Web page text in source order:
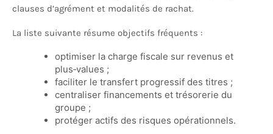
clauses d’agrément et modalités de rachat.
La liste suivante résume objectifs fréquents :
optimiser la charge fiscale sur revenus et
plus‑values ;
faciliter le transfert progressif des titres ;
centraliser financements et trésorerie du
groupe ;
protéger actifs des risques opérationnels.